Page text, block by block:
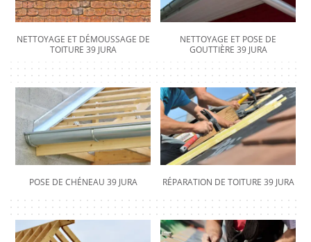
NETTOYAGE ET DÉMOUSSAGE DE
TOITURE 39 JURA
NETTOYAGE ET POSE DE
GOUTTIÈRE 39 JURA
POSE DE CHÉNEAU 39 JURA RÉPARATION DE TOITURE 39 JURA